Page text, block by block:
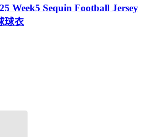
Week5 Sequin Football Jersey
球衣